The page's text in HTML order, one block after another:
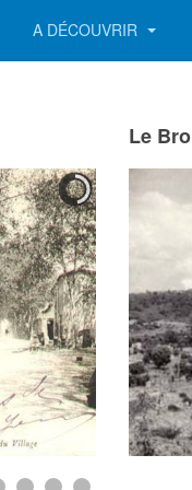
A DÉCOUVRIR
Le